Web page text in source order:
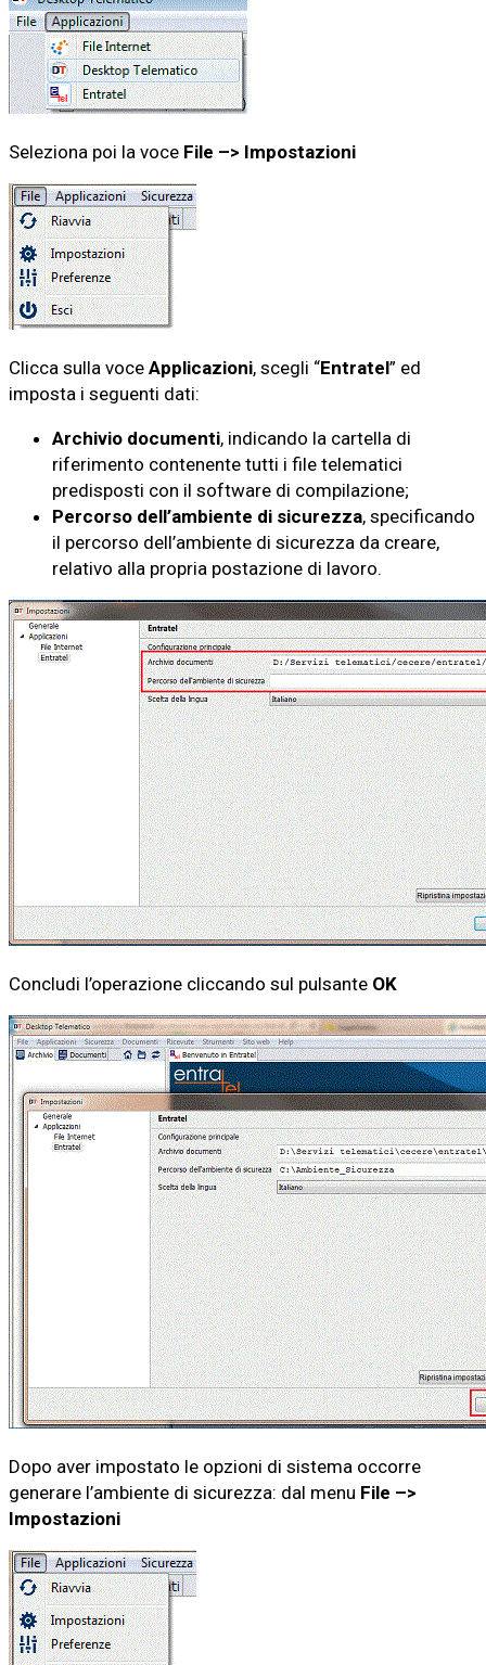
Seleziona poi la voce File –> Impostazioni
Clicca sulla voce Applicazioni, scegli “Entratel” ed
imposta i seguenti dati:
Archivio documenti, indicando la cartella di
riferimento contenente tutti i file telematici
predisposti con il software di compilazione;
Percorso dell’ambiente di sicurezza, specificando
il percorso dell’ambiente di sicurezza da creare,
relativo alla propria postazione di lavoro.
Concludi l’operazione cliccando sul pulsante OK
Dopo aver impostato le opzioni di sistema occorre
generare l’ambiente di sicurezza: dal menu File –>
Impostazioni